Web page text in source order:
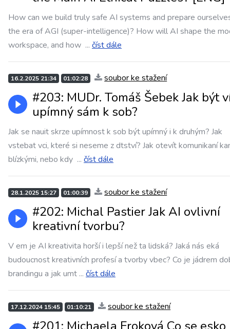
How can we build truly safe AI systems and prepare
the era of AGI (super-intelligence)? How will AI shape the
workspace, and how ... číst dále
16.2.2025 21:34 01:02:28 soubor ke stažení
#203: MUDr. Tomáš Šebek Jak být
upímný sám k sob?
Jak se nauit skrze upímnost k sob být upímný i k druhým? Jak
vstebat vci, které si neseme z dtství? Jak otevít komunikaní
blízkými, nebo kdy ... číst dále
28.1.2025 15:27 01:00:39 soubor ke stažení
#202: Michal Pastier Jak AI ovlivní
kreativní tvorbu?
V em je AI kreativita horší i lepší než ta lidská? Jaká nás eká
budoucnost kreativních profesí a tvorby vbec? Co je jádrem
brandingu a jak umt ... číst dále
17.12.2024 15:45 01:10:21 soubor ke stažení